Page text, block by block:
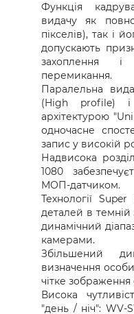
Функція
видачу як
пікселів), так і
допускають
захоплення і
перемикання.
Паралельна
(High profile) і
архітектурою
одночасне
запис у високій
Надвисока
1080
МОП-датчиком.
Технології
деталей в темній
динамічний
камерами.
Збільшений
визначення
чітке зображення
Висока
"день / ніч": WV-